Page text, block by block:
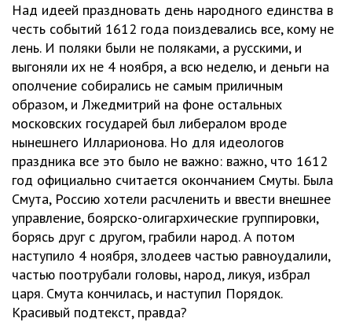
Над идеей праздновать день народного единства в
честь событий 1612 года поиздевались все, кому не
лень. И поляки были не поляками, а русскими, и
выгоняли их не 4 ноября, а всю неделю, и деньги на
ополчение собирались не самым приличным
образом, и Лжедмитрий на фоне остальных
московских государей был либералом вроде
нынешнего Илларионова. Но для идеологов
праздника все это было не важно: важно, что 1612
год официально считается окончанием Смуты. Была
Смута, Россию хотели расчленить и ввести внешнее
управление, боярско-олигархические группировки,
борясь друг с другом, грабили народ. А потом
наступило 4 ноября, злодеев частью равноудалили,
частью поотрубали головы, народ, ликуя, избрал
царя. Смута кончилась, и наступил Порядок.
Красивый подтекст, правда?